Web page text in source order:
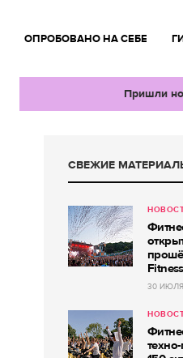
ОПРОБОВАНО НА СЕБЕ
Пришли
СВЕЖИЕ
30 ИЮЛЯ